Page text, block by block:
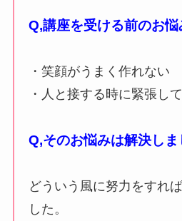
Q,講座を受ける前のお悩
・笑顔がうまく作れない
・人と接する時に緊張し
Q,そのお悩みは解決しま
どういう風に努力をすれ
した。